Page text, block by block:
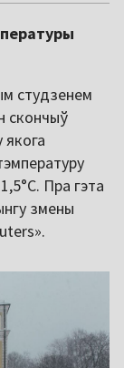
студзенем
скончыў
Пра гэта
змены